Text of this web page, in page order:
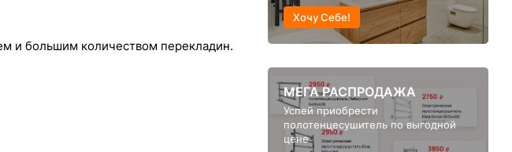
и большим количеством перекладин.
Хочу Себе!
МЕГА РАСПРОДАЖА
Успей приобрести
полотенцесушитель по выгодной
цене